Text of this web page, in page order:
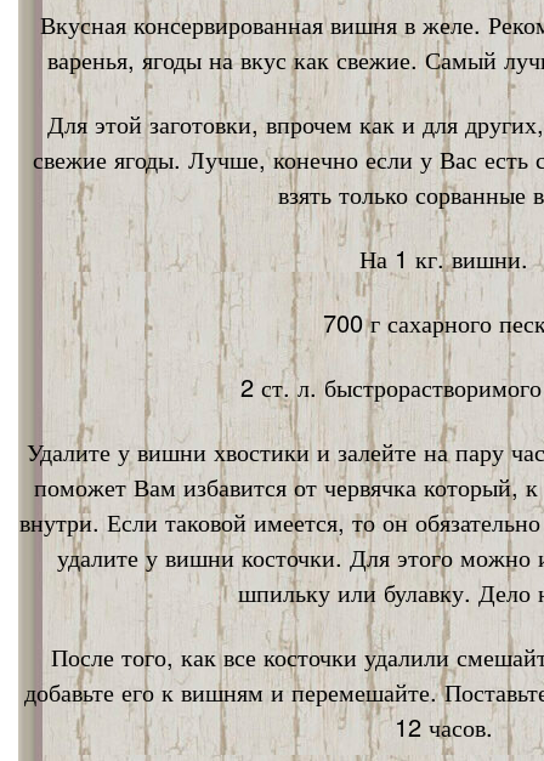
Вкусная консервированная вишня в желе.
варенья, ягоды на вкус как свежие. Самый
Для этой заготовки, впрочем как и для
свежие ягоды. Лучше, конечно если у Вас
взять только сорванные
На 1 кг. вишни.
700 г сахарного
2 ст. л.
Удалите у вишни хвостики и залейте на пару
поможет Вам избавится от червячка который,
внутри. Если таковой имеется, то он
удалите у вишни косточки. Для этого можно
шпильку или булавку. Дело
После того, как все косточки удалили
добавьте его к вишням и перемешайте.
12 часов.